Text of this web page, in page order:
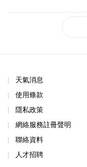
天氣消息
使用條款
隱私政策
網絡服務註冊聲明
聯絡資料
人才招聘